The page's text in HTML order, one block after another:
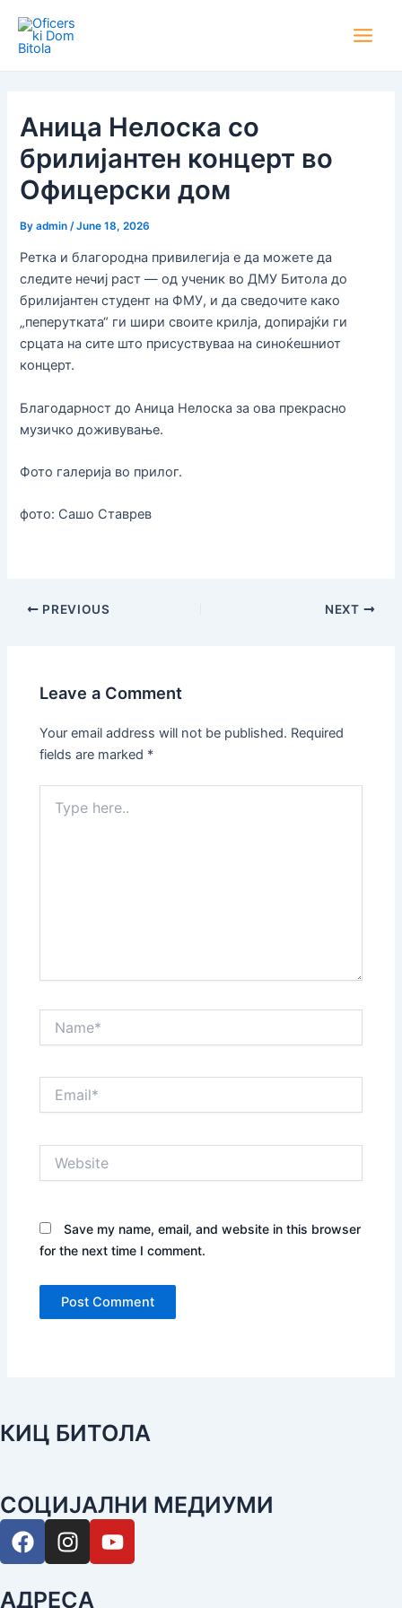
content
Аница Нелоска со
брилијантен концерт во
Офицерски дом
Byadmin /June 18, 2026
Ретка и благородна привилегија е да можете да
следите нечиј раст — од ученик во ДМУ Битола до
брилијантен студент на ФМУ, и да сведочите како
„пеперутката“ ги шири своите крилја, допирајќи ги
срцата на сите што присуствуваа на синоќешниот
концерт.
Благодарност до Аница Нелоска за ова прекрасно
музичко доживување.
Фото галерија во прилог.
фото: Сашо Ставрев
navigation
PREVIOUS NEXT
Leave a Comment
Your email address will not be published. Required
fields are marked *
here..
Save my name, email, and website in this browser
for the next time I comment.
КИЦ БИТОЛА
СОЦИЈАЛНИ МЕДИУМИ
F
a
e
I
n
t
Y
o
АДРЕСА